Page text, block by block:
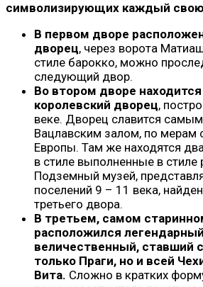
символизирующих каждый свою
В первом дворе
дворец, через ворота
стиле барокко, можно
следующий двор.
Во втором дворе
королевский дворец,
веке. Дворец славится
Вацлавским залом, по мерам
Европы. Там же находятся
в стиле выполненные в стиле
Подземный музей,
поселений 9 – 11 века,
третьего двора.
В третьем, самом
расположился
величественный, ставший
только Праги, но и всей
Вита. Сложно в кратких